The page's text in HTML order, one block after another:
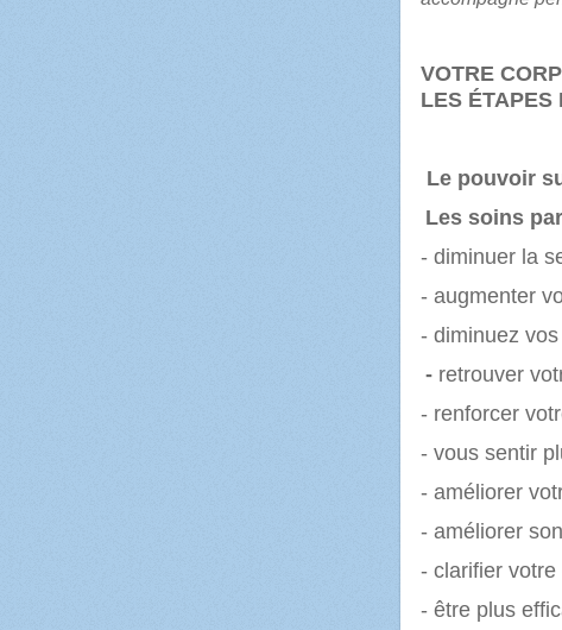
VOTRE
LES ÉTAPES
Le pouvoir
Les soinspar
- diminuer la
- augmenter
- diminuez
-retrouver
- renforcer
- vous sentir
- améliorer
- améliorer
- clarifier votre
- être plus